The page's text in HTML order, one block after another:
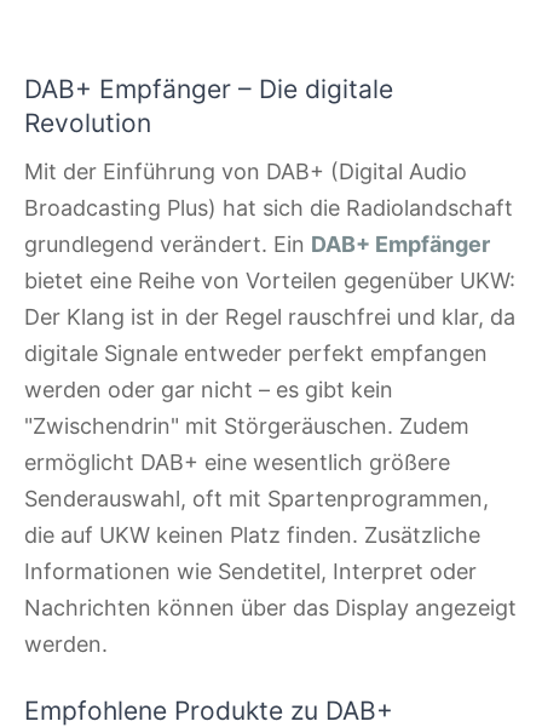
DAB+ Empfänger – Die digitale
Revolution
Mit der Einführung von DAB+ (Digital Audio
Broadcasting Plus) hat sich die Radiolandschaft
grundlegend verändert. Ein DAB+ Empfänger
bietet eine Reihe von Vorteilen gegenüber UKW:
Der Klang ist in der Regel rauschfrei und klar, da
digitale Signale entweder perfekt empfangen
werden oder gar nicht – es gibt kein
"Zwischendrin" mit Störgeräuschen. Zudem
ermöglicht DAB+ eine wesentlich größere
Senderauswahl, oft mit Spartenprogrammen,
die auf UKW keinen Platz finden. Zusätzliche
Informationen wie Sendetitel, Interpret oder
Nachrichten können über das Display angezeigt
werden.
Empfohlene Produkte zu DAB+